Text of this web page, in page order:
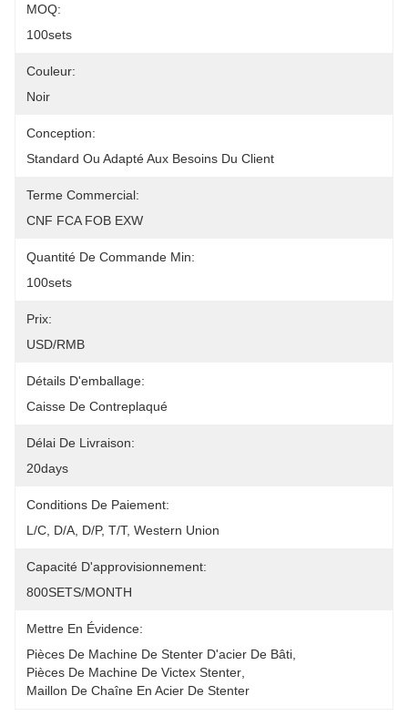
MOQ:
100sets
Couleur:
Noir
Conception:
Standard Ou Adapté Aux Besoins Du Client
Terme Commercial:
CNF FCA FOB EXW
Quantité De Commande Min:
100sets
Prix:
USD/RMB
Détails D'emballage:
Caisse De Contreplaqué
Délai De Livraison:
20days
Conditions De Paiement:
L/C, D/A, D/P, T/T, Western Union
Capacité D'approvisionnement:
800SETS/MONTH
Mettre En Évidence:
Pièces De Machine De Stenter D'acier De Bâti
Pièces De Machine De Victex Stenter
Maillon De Chaîne En Acier De Stenter